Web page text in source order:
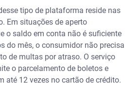
tipo de plataforma reside nas
Em situações de aperto
o saldo em conta não é suficiente
do mês, o consumidor não precisa
de multas por atraso. O serviço
o parcelamento de boletos e
até 12 vezes no cartão de crédito.